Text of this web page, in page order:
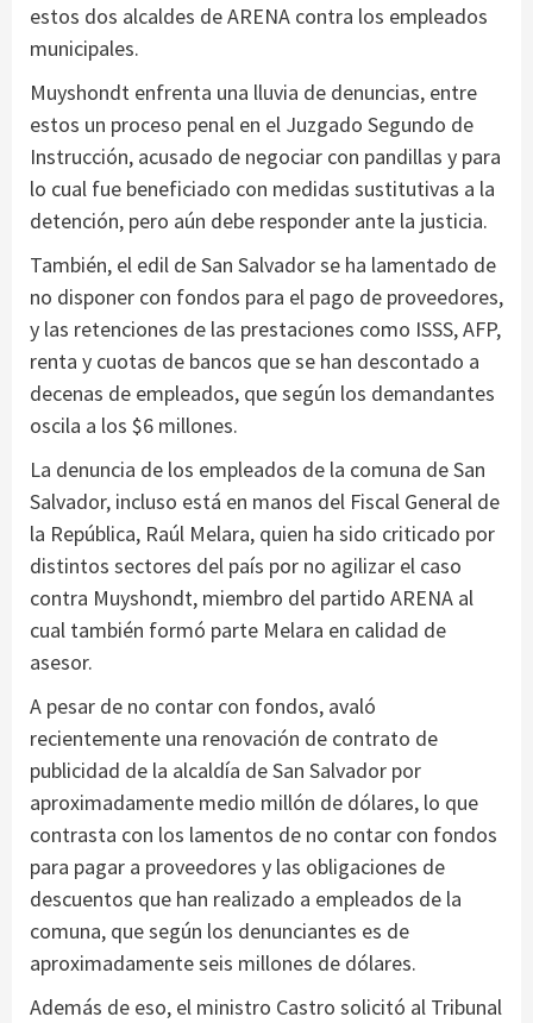
estos dos alcaldes de ARENA contra los empleados
municipales.
Muyshondt enfrenta una lluvia de denuncias, entre
estos un proceso penal en el Juzgado Segundo de
Instrucción, acusado de negociar con pandillas y para
lo cual fue beneficiado con medidas sustitutivas a la
detención, pero aún debe responder ante la justicia.
También, el edil de San Salvador se ha lamentado de
no disponer con fondos para el pago de proveedores,
y las retenciones de las prestaciones como ISSS, AFP,
renta y cuotas de bancos que se han descontado a
decenas de empleados, que según los demandantes
oscila a los $6 millones.
La denuncia de los empleados de la comuna de San
Salvador, incluso está en manos del Fiscal General de
la República, Raúl Melara, quien ha sido criticado por
distintos sectores del país por no agilizar el caso
contra Muyshondt, miembro del partido ARENA al
cual también formó parte Melara en calidad de
asesor.
A pesar de no contar con fondos, avaló
recientemente una renovación de contrato de
publicidad de la alcaldía de San Salvador por
aproximadamente medio millón de dólares, lo que
contrasta con los lamentos de no contar con fondos
para pagar a proveedores y las obligaciones de
descuentos que han realizado a empleados de la
comuna, que según los denunciantes es de
aproximadamente seis millones de dólares.
Además de eso, el ministro Castro solicitó al Tribunal